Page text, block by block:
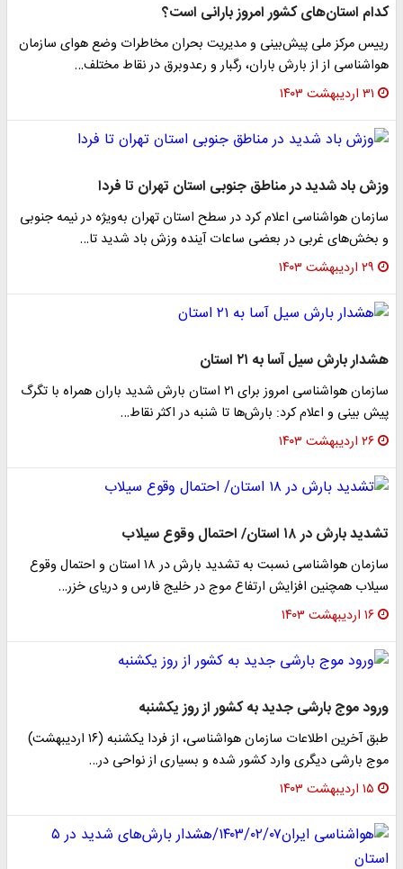
کدام استان‌های کشور امروز بارانی است؟
رییس مرکز ملی پیش‌بینی و مدیریت بحران مخاطرات وضع هوای سازمان
هواشناسی از از بارش باران، رگبار و رعدوبرق در نقاط مختلف…
۳۱ اردیبهشت ۱۴۰۳
وزش باد شدید در مناطق جنوبی استان تهران تا فردا
سازمان هواشناسی اعلام کرد در سطح استان تهران به‌ویژه در نیمه جنوبی
و بخش‌های غربی در بعضی ساعات آینده وزش باد شدید تا…
۲۹ اردیبهشت ۱۴۰۳
هشدار بارش سیل آسا به ۲۱ استان
سازمان هواشناسی امروز برای ۲۱ استان بارش شدید باران همراه با تگرگ
پیش بینی و اعلام کرد: بارش‌ها تا شنبه در اکثر نقاط…
۲۶ اردیبهشت ۱۴۰۳
تشدید بارش در ۱۸ استان/ احتمال وقوع سیلاب
سازمان هواشناسی نسبت به تشدید بارش در ۱۸ استان و احتمال وقوع
سیلاب همچنین افزایش ارتفاع موج در خلیج فارس و دریای خزر…
۱۶ اردیبهشت ۱۴۰۳
ورود موج بارشی جدید به کشور از روز یکشنبه
طبق آخرین اطلاعات سازمان هواشناسی، از فردا یکشنبه (۱۶ اردیبهشت)
موج بارشی دیگری وارد کشور شده و بسیاری از نواحی در…
۱۵ اردیبهشت ۱۴۰۳